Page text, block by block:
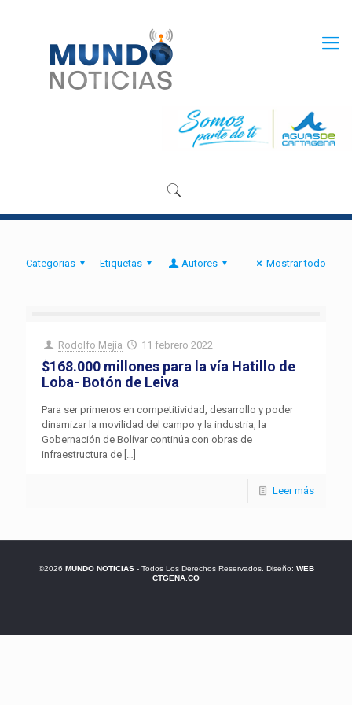
Categorias Etiquetas Autores Mostrar todo
Rodolfo Mejia 11 febrero 2022
$168.000 millones para la vía Hatillo de
Loba- Botón de Leiva
Para ser primeros en competitividad, desarrollo y poder
dinamizar la movilidad del campo y la industria, la
Gobernación de Bolívar continúa con obras de
infraestructura de […]
Leer más
©2026 MUNDO NOTICIAS- Todos Los Derechos Reservados. Diseño: WEB
CTGENA.CO